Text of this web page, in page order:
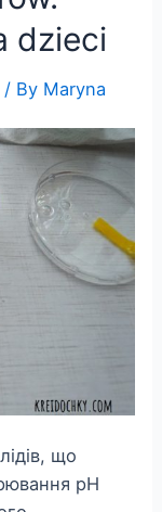
dzieci
/ By Maryna
що
pH